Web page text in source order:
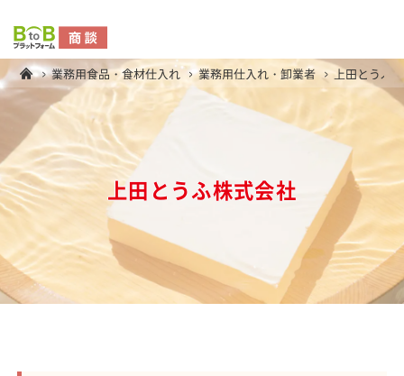
業務用食品・食材仕入れ 業務用仕入れ・卸業者 上田とうふ
上田とうふ株式会社